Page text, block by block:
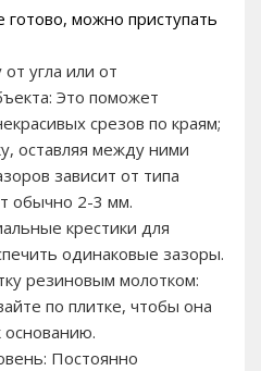
готово, можно приступать
угла или от
Это поможет
срезов по краям;
оставляя между ними
зависит от типа
обычно 2-3 мм.
крестики для
одинаковые зазоры.
резиновым молотком:
по плитке, чтобы она
основанию.
Постоянно